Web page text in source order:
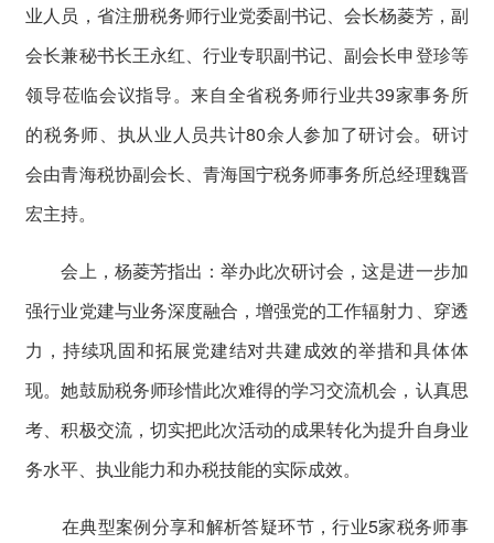
业人员，省注册税务师行业党委副书记、会长杨菱芳，副
会长兼秘书长王永红、行业专职副书记、副会长申登珍等
领导莅临会议指导。来自全省税务师行业共39家事务所
的税务师、执从业人员共计80余人参加了研讨会。研讨
会由青海税协副会长、青海国宁税务师事务所总经理魏晋
宏主持。
会上，杨菱芳指出：举办此次研讨会，这是进一步加
强行业党建与业务深度融合，增强党的工作辐射力、穿透
力，持续巩固和拓展党建结对共建成效的举措和具体体
现。她鼓励税务师珍惜此次难得的学习交流机会，认真思
考、积极交流，切实把此次活动的成果转化为提升自身业
务水平、执业能力和办税技能的实际成效。
在典型案例分享和解析答疑环节，行业5家税务师事